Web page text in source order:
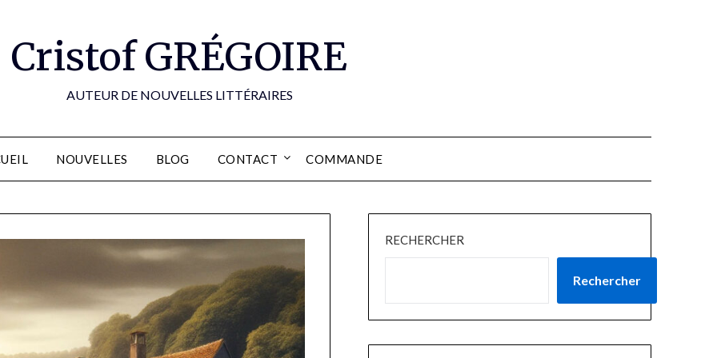
Cristof GRÉGOIRE
AUTEUR DE NOUVELLES LITTÉRAIRES
NOUVELLES BLOG CONTACT COMMANDE
RECHERCHER
Rechercher